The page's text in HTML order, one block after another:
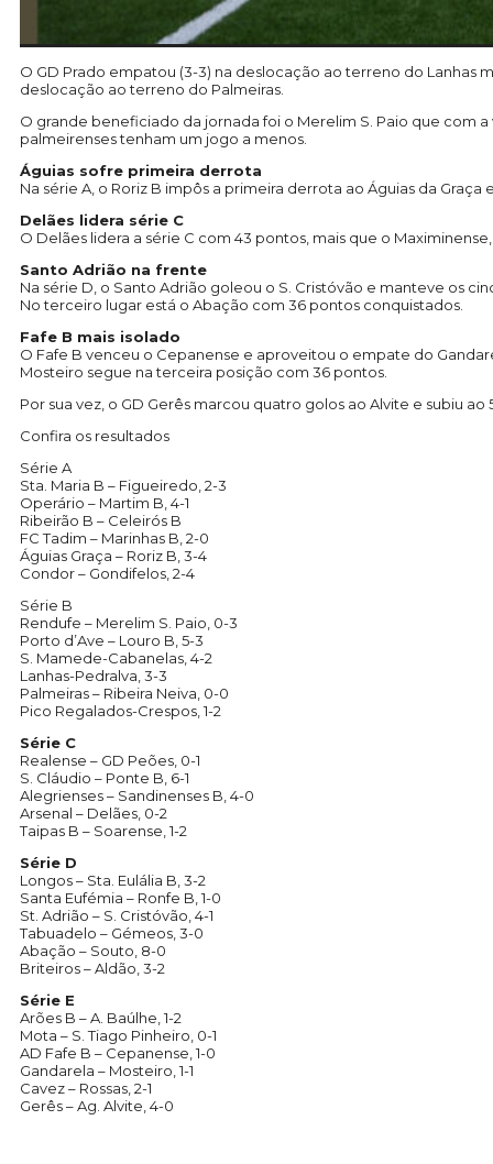
O GD Prado empatou (3-3) na deslocação ao terreno do Lanhas
deslocação ao terreno do Palmeiras.
O grande beneficiado da jornada foi o Merelim S. Paio que com
palmeirenses tenham um jogo a menos.
Águias sofre primeira derrota
Na série A, o Roriz B impôs a primeira derrota ao Águias da
Delães lidera série C
O Delães lidera a série C com 43 pontos, mais que o
Santo Adrião na frente
Na série D, o Santo Adrião goleou o S. Cristóvão e manteve os
No terceiro lugar está o Abação com 36 pontos conquistados.
Fafe B mais isolado
O Fafe B venceu o Cepanense e aproveitou o empate do
Mosteiro segue na terceira posição com 36 pontos.
Por sua vez, o GD Gerês marcou quatro golos ao Alvite e subiu ao
Confira os resultados
Série A
Sta. Maria B – Figueiredo, 2-3
Operário – Martim B, 4-1
Ribeirão B – Celeirós B
FC Tadim – Marinhas B, 2-0
Águias Graça – Roriz B, 3-4
Condor – Gondifelos, 2-4
Série B
Rendufe – Merelim S. Paio, 0-3
Porto d’Ave – Louro B, 5-3
S. Mamede-Cabanelas, 4-2
Lanhas-Pedralva, 3-3
Palmeiras – Ribeira Neiva, 0-0
Pico Regalados-Crespos, 1-2
Série C
Realense – GD Peões, 0-1
S. Cláudio – Ponte B, 6-1
Alegrienses – Sandinenses B, 4-0
Arsenal – Delães, 0-2
Taipas B – Soarense, 1-2
Série D
Longos – Sta. Eulália B, 3-2
Santa Eufémia – Ronfe B, 1-0
St. Adrião – S. Cristóvão, 4-1
Tabuadelo – Gémeos, 3-0
Abação – Souto, 8-0
Briteiros – Aldão, 3-2
Série E
Arões B – A. Baúlhe, 1-2
Mota – S. Tiago Pinheiro, 0-1
AD Fafe B – Cepanense, 1-0
Gandarela – Mosteiro, 1-1
Cavez – Rossas, 2-1
Gerês – Ag. Alvite, 4-0